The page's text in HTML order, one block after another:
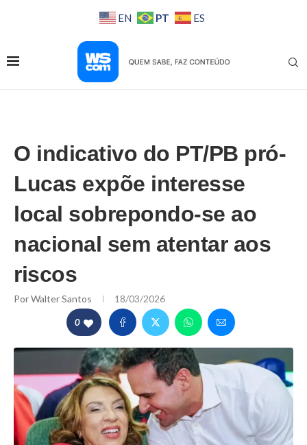
EN PT ES
O indicativo do PT/PB pró-
Lucas expõe interesse
local sobrepondo-se ao
nacional sem atentar aos
riscos
PorWalter Santos 18/03/2026
0